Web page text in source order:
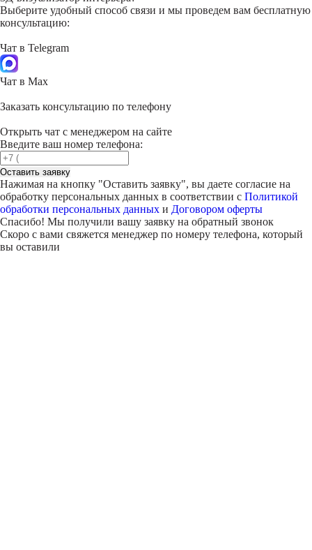
Выберите удобный способ связи и мы проведем вам бесплатную
консультацию:
Чат в Telegram
Чат в Max
Заказать консультацию по телефону
Открыть чат с менеджером на сайте
Введите ваш номер телефона:
Оставить заявку
Нажимая на кнопку "Оставить заявку", вы даете согласие на
обработку персональных данных в соответствии с Политикой
обработки персональных данных и Договором оферты
Спасибо! Мы получили вашу заявку на обратный звонок
Скоро с вами свяжется менеджер по номеру телефона, который
вы оставили